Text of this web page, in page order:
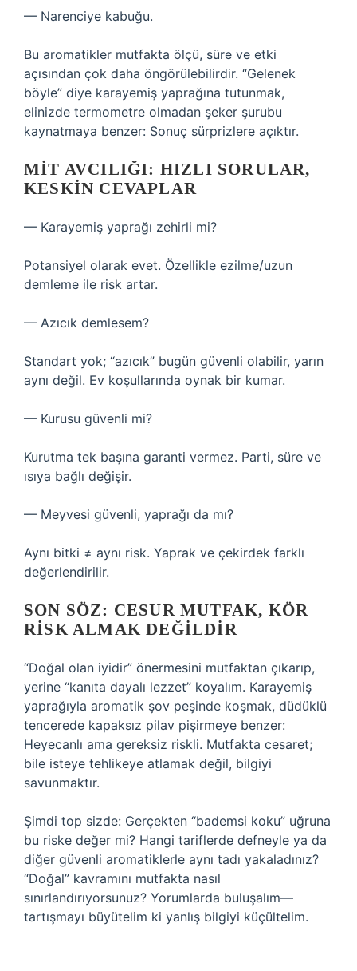
— Narenciye kabuğu.
Bu aromatikler mutfakta ölçü, süre ve etki
açısından çok daha öngörülebilirdir. “Gelenek
böyle” diye karayemiş yaprağına tutunmak,
elinizde termometre olmadan şeker şurubu
kaynatmaya benzer: Sonuç sürprizlere açıktır.
MIT AVCILIĞI: HIZLI SORULAR,
KESKIN CEVAPLAR
— Karayemiş yaprağı zehirli mi?
Potansiyel olarak evet. Özellikle ezilme/uzun
demleme ile risk artar.
— Azıcık demlesem?
Standart yok; “azıcık” bugün güvenli olabilir, yarın
aynı değil. Ev koşullarında oynak bir kumar.
— Kurusu güvenli mi?
Kurutma tek başına garanti vermez. Parti, süre ve
ısıya bağlı değişir.
— Meyvesi güvenli, yaprağı da mı?
Aynı bitki ≠ aynı risk. Yaprak ve çekirdek farklı
değerlendirilir.
SON SÖZ: CESUR MUTFAK, KÖR
RISK ALMAK DEĞILDIR
“Doğal olan iyidir” önermesini mutfaktan çıkarıp,
yerine “kanıta dayalı lezzet” koyalım. Karayemiş
yaprağıyla aromatik şov peşinde koşmak, düdüklü
tencerede kapaksız pilav pişirmeye benzer:
Heyecanlı ama gereksiz riskli. Mutfakta cesaret;
bile isteye tehlikeye atlamak değil, bilgiyi
savunmaktır.
Şimdi top sizde: Gerçekten “bademsi koku” uğruna
bu riske değer mi? Hangi tariflerde defneyle ya da
diğer güvenli aromatiklerle aynı tadı yakaladınız?
“Doğal” kavramını mutfakta nasıl
sınırlandırıyorsunuz? Yorumlarda buluşalım—
tartışmayı büyütelim ki yanlış bilgiyi küçültelim.